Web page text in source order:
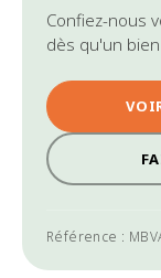
Confiez-nous
dès qu'un
Référence :